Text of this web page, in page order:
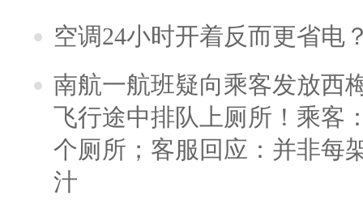
空调24小时开着反而更省电
南航一航班疑向乘客发放西
飞行途中排队上厕所！乘客
个厕所；客服回应：并非每
汁